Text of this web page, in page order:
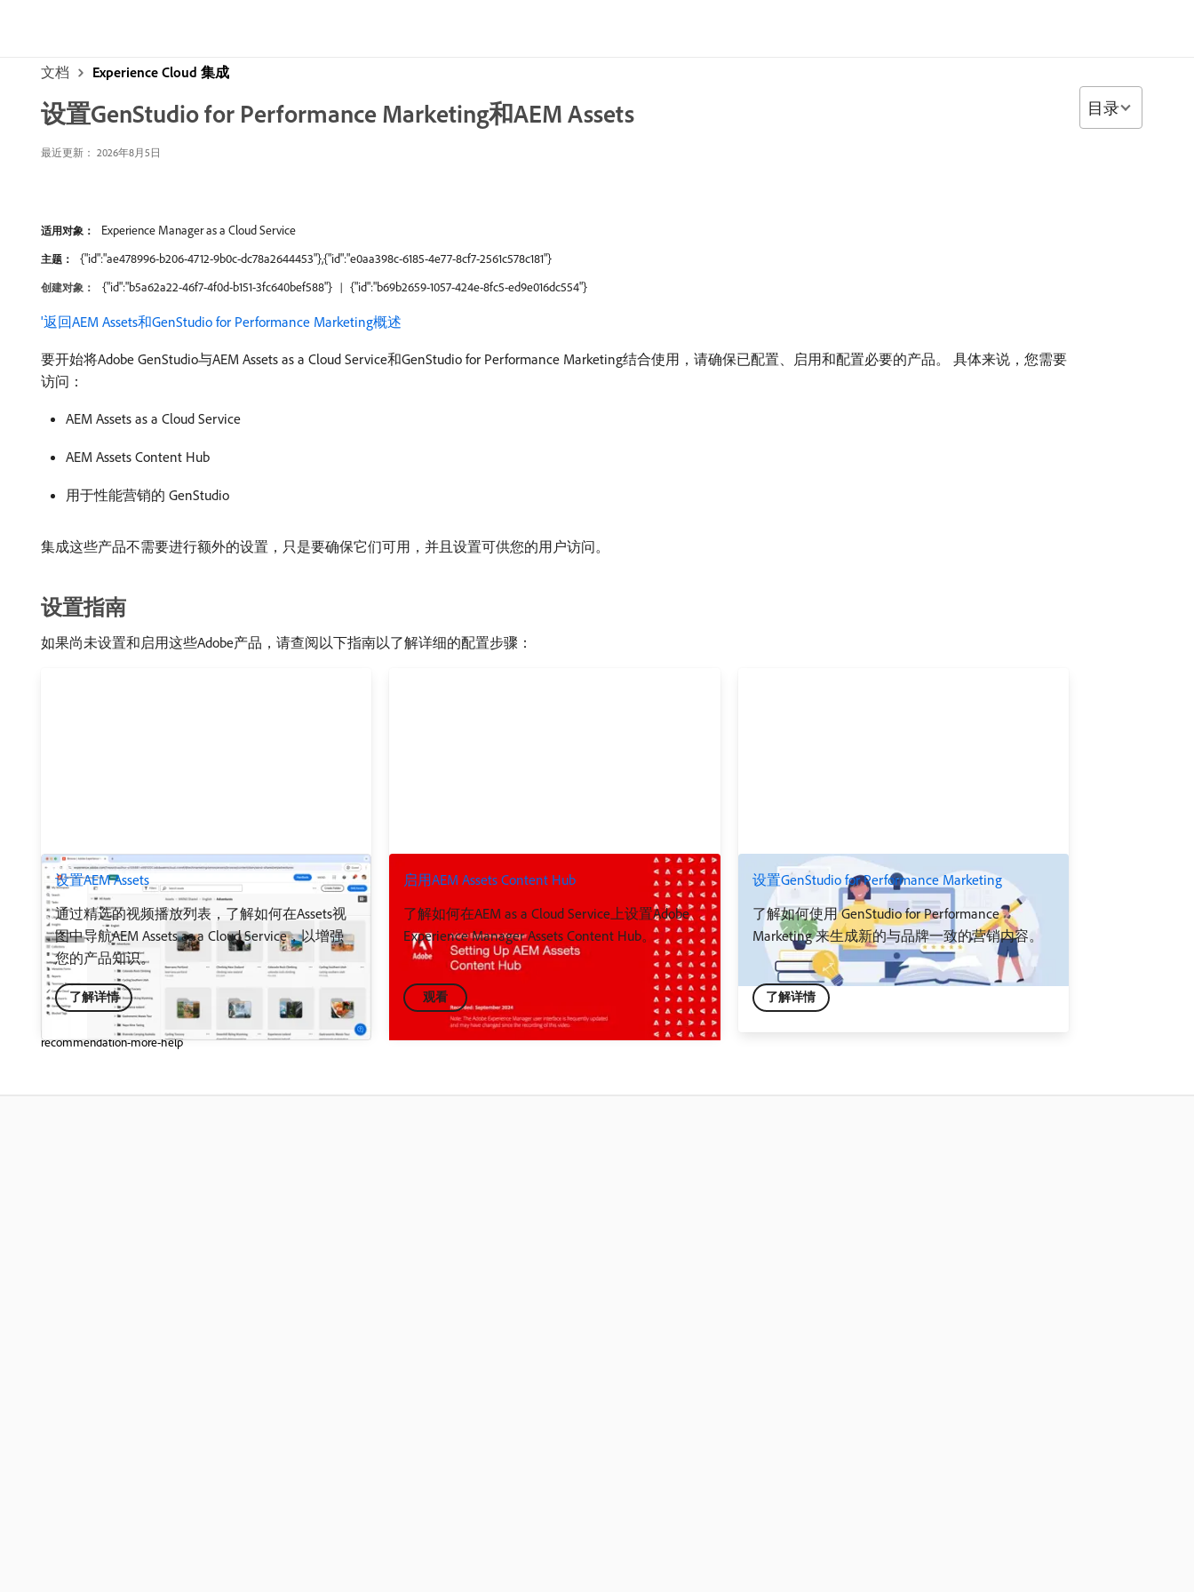
文档 Experience Cloud 集成
设置GenStudio for Performance Marketing和AEM Assets
最近更新： 2026年8月5日
适用对象： Experience Manager as a Cloud Service
主题： {"id":"ae478996-b206-4712-9b0c-dc78a2644453"},{"id":"e0aa398c-6185-4e77-8cf7-2561c578c181"}
创建对象： {"id":"b5a62a22-46f7-4f0d-b151-3fc640bef588"} {"id":"b69b2659-1057-424e-8fc5-ed9e016dc554"}
'返回AEM Assets和GenStudio for Performance Marketing概述
要开始将Adobe GenStudio与AEM Assets as a Cloud Service和GenStudio for Performance Marketing结合使用，请确保已配置、启用和配置必要的产品。 具体来说，您需要
访问：
AEM Assets as a Cloud Service
AEM Assets Content Hub
用于性能营销的 GenStudio
集成这些产品不需要进行额外的设置，只是要确保它们可用，并且设置可供您的用户访问。
设置指南
如果尚未设置和启用这些Adobe产品，请查阅以下指南以了解详细的配置步骤：
设置AEM Assets
通过精选的视频播放列表，了解如何在Assets视
图中导航AEM Assets as a Cloud Service，以增强
您的产品知识。
了解详情
启用AEM Assets Content Hub
了解如何在AEM as a Cloud Service上设置Adobe
Experience Manager Assets Content Hub。
观看
设置GenStudio for Performance Marketing
了解如何使用 GenStudio for Performance
Marketing 来生成新的与品牌一致的营销内容。
了解详情
recommendation-more-help
目录